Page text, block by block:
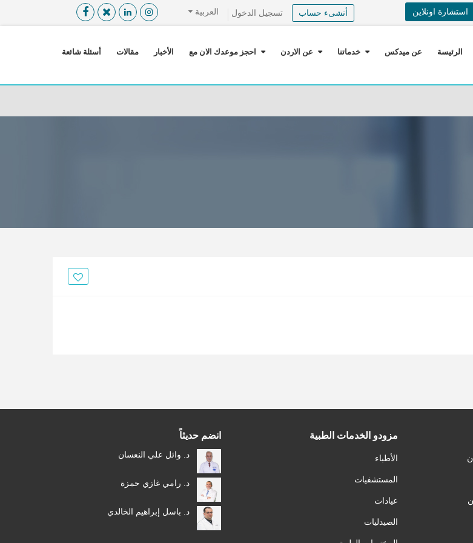
القائمة X
العربية تسجيل الدخول استشارة اونلاين أنشىء حساب
الرئيسة عن ميدكس خدماتنا عن الاردن احجز موعدك الان مع الأخبار مقالات أسئلة شائعة
مزودو الخدمات الطبية
الأطباء
المستشفيات
عيادات
الصيدليات
انضم حديثاً
د. وائل علي النعسان
د. رامي غازي حمزة
د. باسل إبراهيم الخالدي